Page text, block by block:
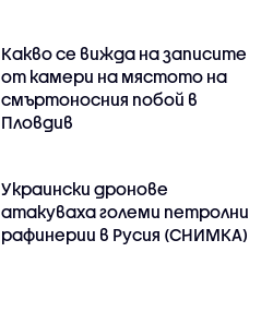
Какво се вижда на записите
от камери на мястото на
смъртоносния побой в
Пловдив
Украински дронове
атакуваха големи петролни
рафинерии в Русия (СНИМКА)